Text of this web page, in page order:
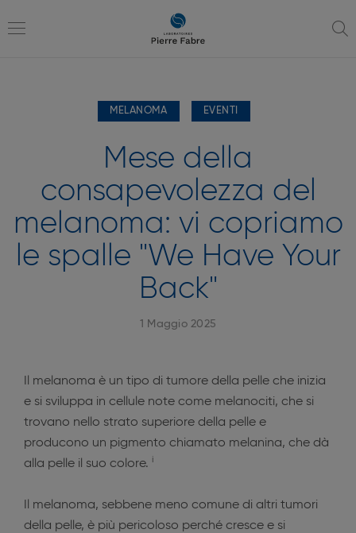
alla
al
MELANOMA EVENTI
Mese della
consapevolezza del
melanoma: vi copriamo
le spalle "We Have Your
Back"
1 Maggio 2025
Il melanoma è un tipo di tumore della pelle che inizia
e si sviluppa in cellule note come melanociti, che si
trovano nello strato superiore della pelle e
producono un pigmento chiamato melanina, che dà
alla pelle il suo colore. i
Il melanoma, sebbene meno comune di altri tumori
della pelle, è più pericoloso perché cresce e si